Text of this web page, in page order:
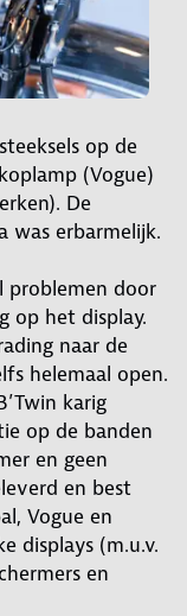
op de
(Vogue)
De
was erbarmelijk.
problemen door
op het display.
naar de
helemaal open.
karig
op de banden
en geen
en best
Vogue en
displays (m.u.v.
en